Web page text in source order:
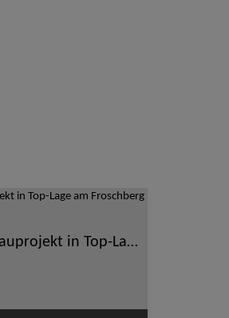
Hochwertiges Neubauprojekt in Top-Lage am Froschberg in Linz – Büro oder Praxis